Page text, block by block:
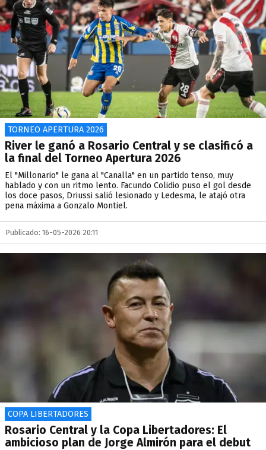
TORNEO APERTURA 2026
River le ganó a Rosario Central y se clasificó a
la final del Torneo Apertura 2026
El "Millonario" le gana al "Canalla" en un partido tenso, muy
hablado y con un ritmo lento. Facundo Colidio puso el gol desde
los doce pasos, Driussi salió lesionado y Ledesma, le atajó otra
pena máxima a Gonzalo Montiel.
Publicado: 16-05-2026 20:11
COPA LIBERTADORES
Rosario Central y la Copa Libertadores: El
ambicioso plan de Jorge Almirón para el debut